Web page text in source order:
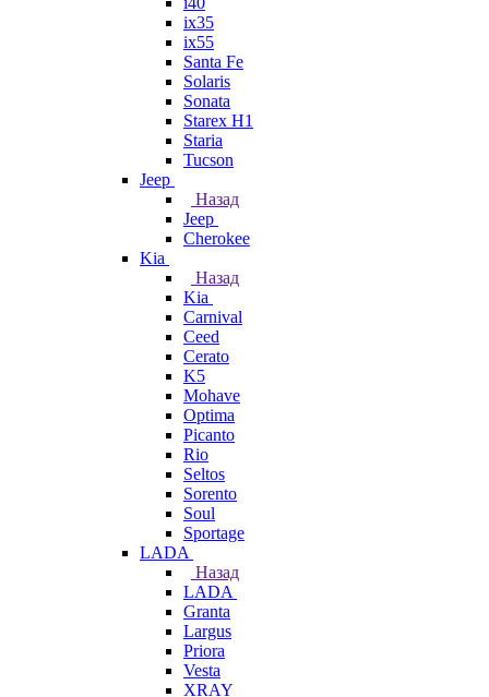
ix35
ix55
Santa Fe
Solaris
Sonata
Starex H1
Staria
Tucson
Jeep
Назад
Jeep
Cherokee
Kia
Назад
Kia
Carnival
Ceed
Cerato
K5
Mohave
Optima
Picanto
Rio
Seltos
Sorento
Soul
Sportage
LADA
Назад
LADA
Granta
Largus
Priora
Vesta
XRAY